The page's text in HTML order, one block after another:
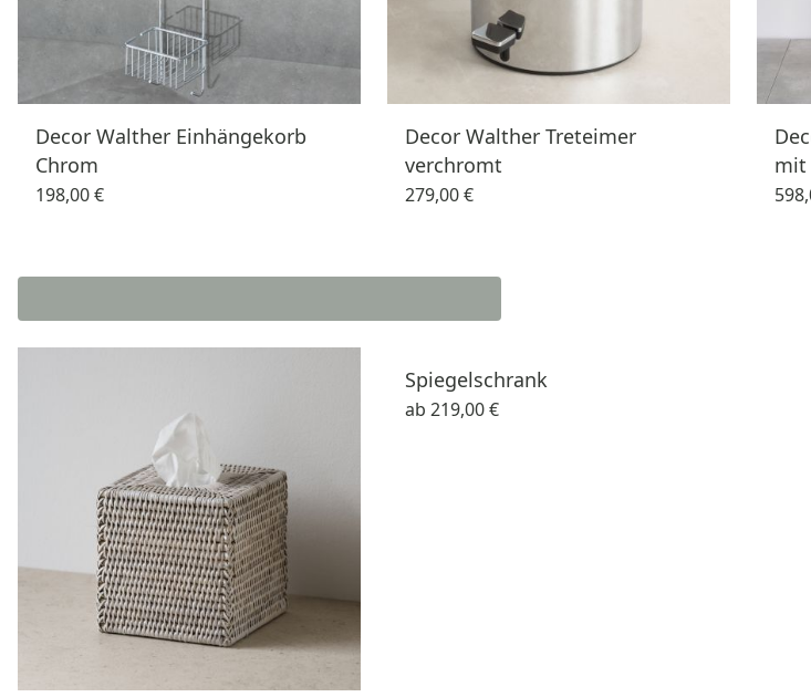
Decor Walther Einhängekorb
Chrom
198,00 €
Decor Walther Treteimer
verchromt
279,00 €
mit
Spiegelschrank
ab 219,00 €